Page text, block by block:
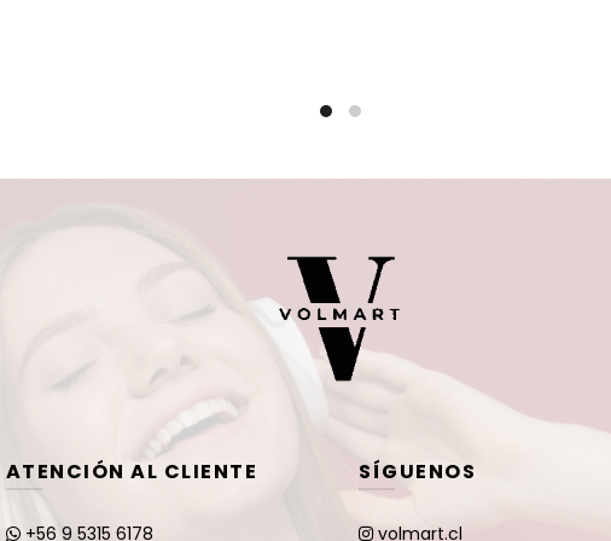
ATENCIÓN AL CLIENTE
+56 9 5315 6178
SÍGUENOS
volmart.cl